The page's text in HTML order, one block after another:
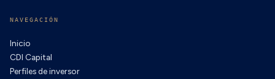
NAVEGACIÓN
Inicio
CDI Capital
Perfiles de inversor